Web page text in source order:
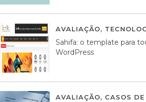
AVALIAÇÃO,
Sahifa: o template para
WordPress
AVALIAÇÃO, CASOS